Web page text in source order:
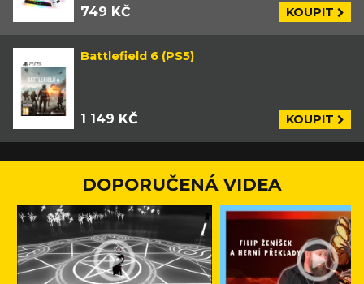
749 KČ KOUPIT
Battlefield 6 (PS5)
1 149 KČ KOUPIT
DOPORUČENÁ VIDEA